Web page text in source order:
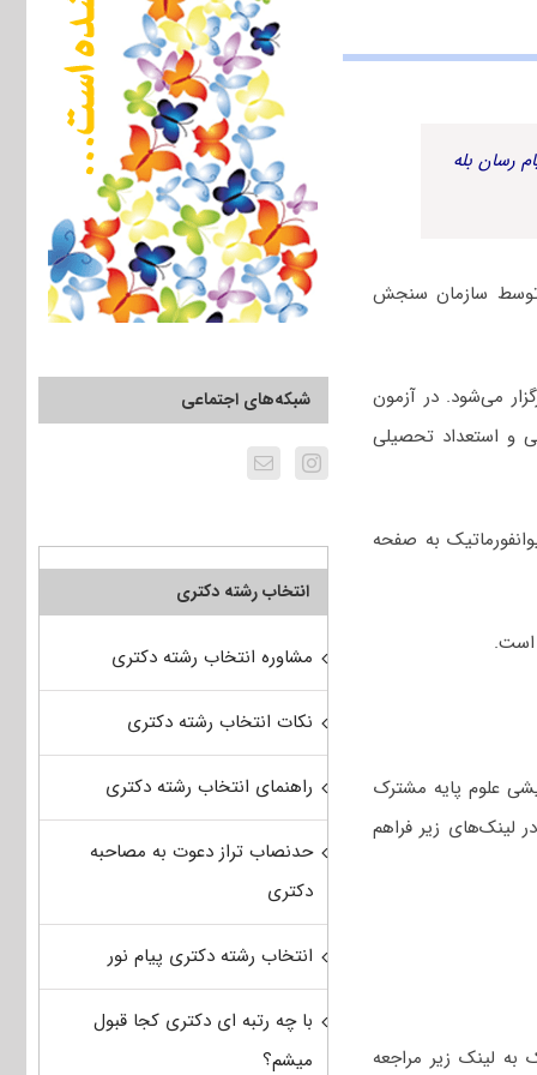
رسان بله
به همراه پاسخنامه کلیدی توسط سازمان سنجش
۱۴۰۴ دوم اسفندماه برگزار می‌شود. در آزمون
و استعداد تحصیلی
به صفحه
علوم پایه مشترک
لینک‌های زیر فراهم
و بیوانفورماتیک به لینک زیر مراجعه
شبکه‌های اجتماعی
انتخاب رشته دکتری
مشاوره انتخاب رشته دکتری
نکات انتخاب رشته دکتری
راهنمای انتخاب رشته دکتری
حدنصاب تراز دعوت به مصاحبه
دکتری
انتخاب رشته دکتری پیام نور
با چه رتبه ای دکتری کجا قبول
میشم؟